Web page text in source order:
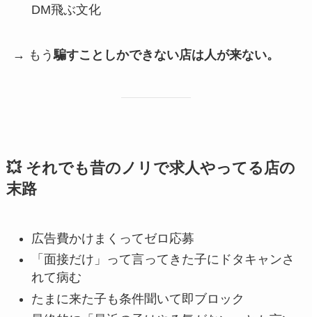
DM飛ぶ文化
→ もう騙すことしかできない店は人が来ない。
💥 それでも昔のノリで求人やってる店の
末路
広告費かけまくってゼロ応募
「面接だけ」って言ってきた子にドタキャンさ
れて病む
たまに来た子も条件聞いて即ブロック